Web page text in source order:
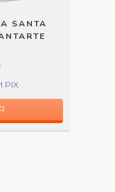
SANTA
PIX